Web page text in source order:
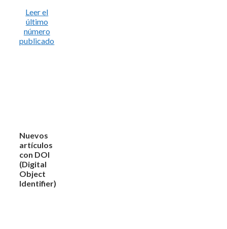
Leer el
último
número
publicado
Nuevos
artículos
con DOI
(Digital
Object
Identifier)